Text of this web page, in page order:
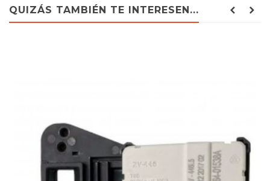
AEG, 1105
AEG, 1128
AEG, 605649009
AEG, 625
AEG, 6251
QUIZÁS TAMBIÉN TE INTERESEN...